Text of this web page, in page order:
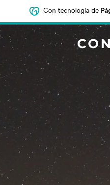
Con tecnología de